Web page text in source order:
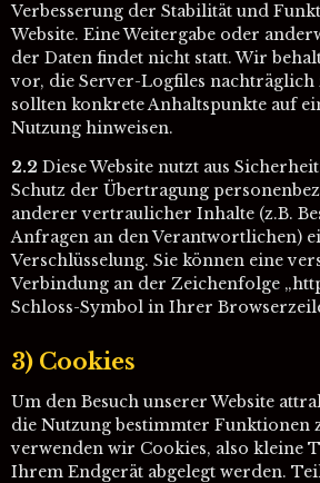
Verbesserung der Stabilität und
Website. Eine Weitergabe oder
der Daten findet nicht statt. Wir
vor, die Server-Logfiles nachträglich
sollten konkrete Anhaltspunkte auf
Nutzung hinweisen.
2.2 Diese Website nutzt aus
Schutz der Übertragung
anderer vertraulicher Inhalte (z.B.
Anfragen an den Verantwortlichen)
Verschlüsselung. Sie können eine
Verbindung an der Zeichenfolge
Schloss-Symbol in Ihrer
3) Cookies
Um den Besuch unserer Website
die Nutzung bestimmter Funktionen
verwenden wir Cookies, also kleine
Ihrem Endgerät abgelegt werden.